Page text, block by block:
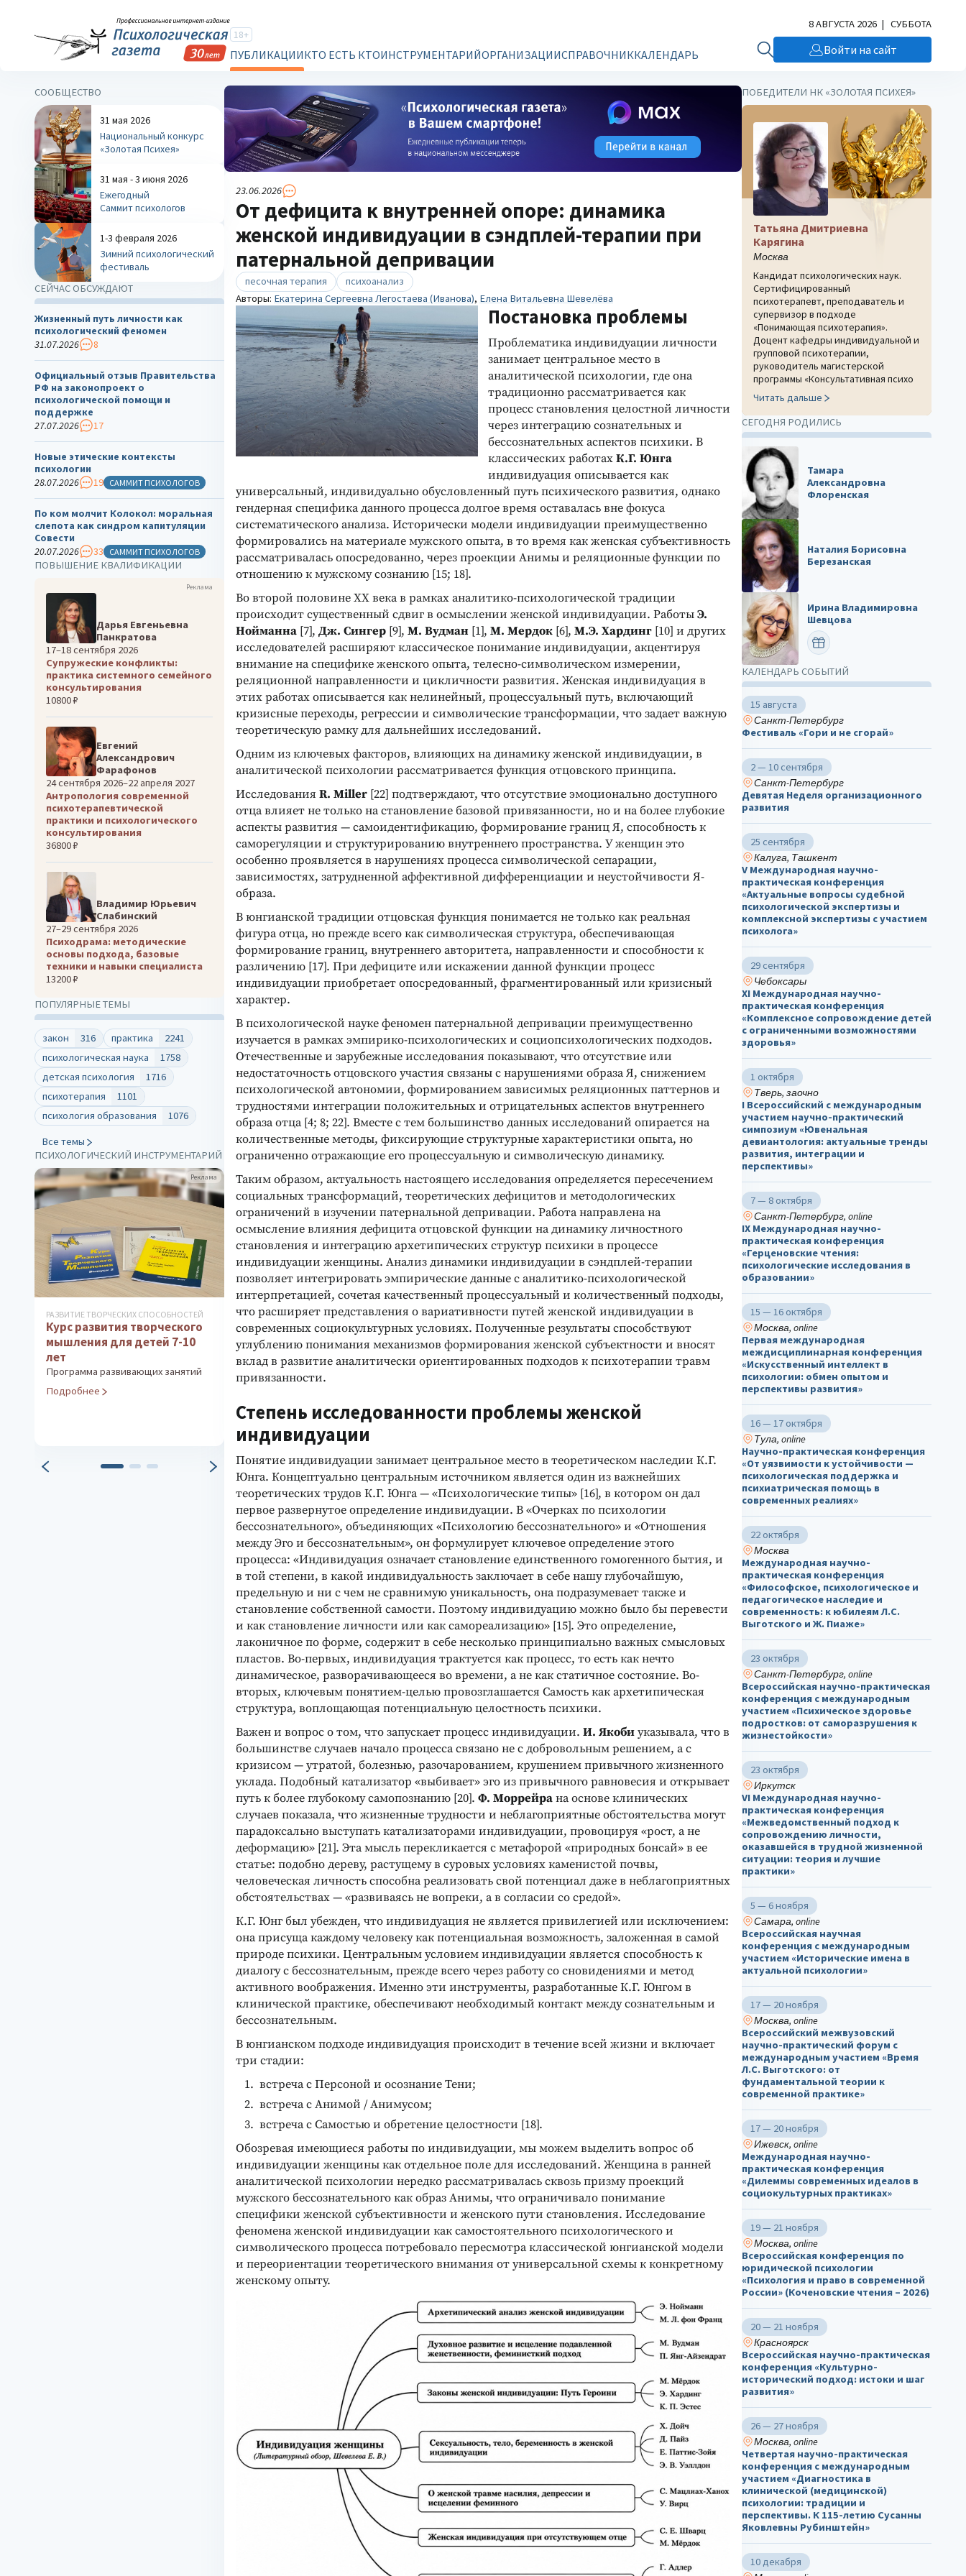
18+
ПУБЛИКАЦИИКТО ЕСТЬ КТОИНСТРУМЕНТАРИЙОРГАНИЗАЦИИСПРАВОЧНИККАЛЕНДАРЬ
8 АВГУСТА 2026 | СУББОТА
Войти на сайт
23.06.2026
От дефицита к внутренней опоре: динамика
женской индивидуации в сэндплей-терапии при
патернальной депривации
песочная терапия
психоанализ
Авторы: Екатерина Сергеевна Легостаева (Иванова), Елена Витальевна Шевелёва
Постановка проблемы
Проблематика индивидуации личности
занимает центральное место в
аналитической психологии, где она
традиционно рассматривается как
процесс становления целостной личности
через интеграцию сознательных и
бессознательных аспектов психики. В
классических работахК.Г. Юнга
индивидуация описывается как
универсальный, индивидуально обусловленный путь психического развития, однако
гендерная специфика данного процесса долгое время оставалась вне фокуса
систематического анализа. Исторически модели индивидуации преимущественно
формировались на материале мужского опыта, в то время как женская субъективность
рассматривалась опосредованно, через проекции Анимы и реляционные функции по
отношению к мужскому сознанию [15; 18].
Во второй половине XX века в рамках аналитико-психологической традиции
происходит существенный сдвиг в осмыслении женской индивидуации. РаботыЭ.
Нойманна [7], Дж. Сингер [9], М. Вудман [1], М. Мердок [6], М.Э. Хардинг [10] и других
исследователей расширяют классическое понимание индивидуации, акцентируя
внимание на специфике женского опыта, телесно-символическом измерении,
реляционной направленности и цикличности развития. Женская индивидуация в
этих работах описывается как нелинейный, процессуальный путь, включающий
кризисные переходы, регрессии и символические трансформации, что задает важную
теоретическую рамку для дальнейших исследований.
Одним из ключевых факторов, влияющих на динамику женской индивидуации, в
аналитической психологии рассматривается функция отцовского принципа.
Исследования R. Miller [22] подтверждают, что отсутствие эмоционально доступного
отца влияет не только на становление базовой привязанности, но и на более глубокие
аспекты развития — самоидентификацию, формирование границ Я, способность к
саморегуляции и структурированию внутреннего пространства. У женщин это
особенно проявляется в нарушениях процесса символической сепарации,
зависимостях, затрудненной аффективной дифференциации и неустойчивости Я-
образа.
В юнгианской традиции отцовская функция понимается не только как реальная
фигура отца, но прежде всего как символическая структура, обеспечивающая
формирование границ, внутреннего авторитета, направленности и способности к
различению [17]. При дефиците или искажении данной функции процесс
индивидуации приобретает опосредованный, фрагментированный или кризисный
характер.
В психологической науке феномен патернальной депривации преимущественно
изучается в рамках эмпирико-психологических и социопсихологических подходов.
Отечественные и зарубежные исследования показывают, что отсутствие или
недостаточность отцовского участия связаны с нарушениями образа Я, снижением
психологической автономии, формированием зависимых реляционных паттернов и
трудностями интеграции положительных и отрицательных аспектов внутреннего
образа отца [4; 8; 22]. Вместе с тем большинство данных исследований опирается на
количественные методы, фиксирующие структурные характеристики опыта, но
ограниченно отражающие его процессуальную и символическую динамику.
Таким образом, актуальность настоящего исследования определяется пересечением
социальных трансформаций, теоретических дефицитов и методологических
ограничений в изучении патернальной депривации. Работа направлена на
осмысление влияния дефицита отцовской функции на динамику личностного
становления и интеграцию архетипических структур психики в процессе
индивидуации женщины. Анализ динамики индивидуации в сэндплей-терапии
позволяет интегрировать эмпирические данные с аналитико-психологической
интерпретацией, сочетая качественный процессуальный и количественный подходы,
что расширяет представления о вариативности путей женской индивидуации в
современных социокультурных условиях. Полученные результаты способствуют
углублению понимания механизмов формирования женской субъектности и вносят
вклад в развитие аналитически ориентированных подходов к психотерапии травм
привязанности.
Степень исследованности проблемы женской
индивидуации
Понятие индивидуации занимает центральное место в теоретическом наследии К.Г.
Юнга. Концептуально центральным источником является один из важнейших
теоретических трудов К.Г. Юнга — «Психологические типы» [16], в котором он дал
первое развернутое определение индивидуации. В «Очерках по психологии
бессознательного», объединяющих «Психологию бессознательного» и «Отношения
между Эго и бессознательным», он формулирует ключевое определение этого
процесса: «Индивидуация означает становление единственного гомогенного бытия, и
в той степени, в какой индивидуальность заключает в себе нашу глубочайшую,
предельную и ни с чем не сравнимую уникальность, она подразумевает также и
становление собственной самости. Поэтому индивидуацию можно было бы перевести
и как становление личности или как самореализацию» [15]. Это определение,
лаконичное по форме, содержит в себе несколько принципиально важных смысловых
пластов. Во-первых, индивидуация трактуется как процесс, то есть как нечто
динамическое, разворачивающееся во времени, а не как статичное состояние. Во-
вторых, ключевым понятием-целью провозглашается Самость как архетипическая
структура, воплощающая потенциальную целостность психики.
Важен и вопрос о том, что запускает процесс индивидуации. И. Якобиуказывала, что в
большинстве случаев начало процесса связано не с добровольным решением, а с
кризисом — утратой, болезнью, разочарованием, крушением привычного жизненного
уклада. Подобный катализатор «выбивает» эго из привычного равновесия и открывает
путь к более глубокому самопознанию [20]. Ф. Моррейрана основе клинических
случаев показала, что жизненные трудности и неблагоприятные обстоятельства могут
парадоксально выступать катализаторами индивидуации, провоцируя «рост, а не
деформацию» [21]. Эта мысль перекликается с метафорой «природных бонсай» в ее
статье: подобно дереву, растущему в суровых условиях каменистой почвы,
человеческая личность способна реализовать свой потенциал даже в неблагоприятных
обстоятельствах — «развиваясь не вопреки, а в согласии со средой».
К.Г. Юнг был убежден, что индивидуация не является привилегией или исключением:
она присуща каждому человеку как потенциальная возможность, заложенная в самой
природе психики. Центральным условием индивидуации является способность к
диалогу с бессознательным, прежде всего через работу со сновидениями и метод
активного воображения. Именно эти инструменты, разработанные К.Г. Юнгом в
клинической практике, обеспечивают необходимый контакт между сознательным и
бессознательным.
В юнгианском подходе индивидуация происходит в течение всей жизни и включает
три стадии:
встреча с Персоной и осознание Тени;
встреча с Анимой / Анимусом;
встреча с Самостью и обретение целостности [18].
Обозревая имеющиеся работы по индивидуации, мы можем выделить вопрос об
индивидуации женщины как отдельное поле для исследований. Женщина в ранней
аналитической психологии нередко рассматривалась сквозь призму проекций
мужского бессознательного как образ Анимы, что ограничивало понимание
специфики женской субъективности и женского пути становления. Исследование
феномена женской индивидуации как самостоятельного психологического и
символического процесса потребовало пересмотра классической юнгианской модели
и переориентации теоретического внимания от универсальной схемы к конкретному
женскому опыту.
СООБЩЕСТВО
31 мая 2026
Национальный конкурс
«Золотая Психея»
31 мая - 3 июня 2026
Ежегодный
Саммит психологов
1-3 февраля 2026
Зимний психологический
фестиваль
СЕЙЧАС ОБСУЖДАЮТ
Жизненный путь личности как
психологический феномен
31.07.2026
8
Официальный отзыв Правительства
РФ на законопроект о
психологической помощи и
поддержке
27.07.2026
17
Новые этические контексты
психологии
28.07.2026
19 САММИТ ПСИХОЛОГОВ
По ком молчит Колокол: моральная
слепота как синдром капитуляции
Совести
20.07.2026
33 САММИТ ПСИХОЛОГОВ
ПОВЫШЕНИЕ КВАЛИФИКАЦИИ
Реклама
Дарья Евгеньевна
Панкратова
17–18 сентября 2026
Супружеские конфликты:
практика системного семейного
консультирования
10800 ₽
Евгений
Александрович
Фарафонов
24 сентября 2026–22 апреля 2027
Антропология современной
психотерапевтической
практики и психологического
консультирования
36800 ₽
Владимир Юрьевич
Слабинский
27–29 сентября 2026
Психодрама: методические
основы подхода, базовые
техники и навыки специалиста
13200 ₽
ПОПУЛЯРНЫЕ ТЕМЫ
закон 316 практика
2241
психологическая наука
1758
детская психология
1716
психотерапия
1101
психология образования
1076
Все темы
ПСИХОЛОГИЧЕСКИЙ ИНСТРУМЕНТАРИЙ
Реклама
РАЗВИТИЕ ТВОРЧЕСКИХ СПОСОБНОСТЕЙ
Курс развития творческого
мышления для детей 7-10
лет
Программа развивающих занятий
Подробнее
Реклама
ДИАГНОСТИКА ОСОБЕННОСТЕЙ
ЛИЧНОСТИ
Тест Сонди
Глубинная диагностика личности
(латентные психические
отклонения)
Реклама
КОРРЕКЦИОННО-ДИАГНОСТИЧЕСКИЕ
КОМПЛЕКСЫ
Методика Л. А. Ясюковой
(часть 3)
Прогноз и профилактика проблем
самоопределение
ПОБЕДИТЕЛИ НК «ЗОЛОТАЯ ПСИХЕЯ»
Татьяна Дмитриевна
Карягина
Москва
Кандидат психологических наук.
Сертифицированный
психотерапевт, преподаватель и
супервизор в подходе
«Понимающая психотерапия».
Доцент кафедры индивидуальной и
групповой психотерапии,
руководитель магистерской
программы «Консультативная психо
Читать дальше
СЕГОДНЯ РОДИЛИСЬ
Тамара
Александровна
Флоренская
Наталия Борисовна
Березанская
Ирина Владимировна
Шевцова
ПОЗДРАВИТЬ
КАЛЕНДАРЬ СОБЫТИЙ
15 августа
Санкт-Петербург
Фестиваль «Гори и не сгорай»
2 — 10 сентября
Санкт-Петербург
Девятая Неделя организационного
развития
25 сентября
Калуга, Ташкент
V Международная научно-
практическая конференция
«Актуальные вопросы судебной
психологической экспертизы и
комплексной экспертизы с участием
психолога»
29 сентября
Чебоксары
ХΙ Международная научно-
практическая конференция
«Комплексное сопровождение детей
с ограниченными возможностями
здоровья»
1 октября
Тверь, заочно
I Всероссийский с международным
участием научно-практический
симпозиум «Ювенальная
девиантология: актуальные тренды
развития, интеграции и
перспективы»
7 — 8 октября
Санкт-Петербург, online
IX Международная научно-
практическая конференция
«Герценовские чтения:
психологические исследования в
образовании»
15 — 16 октября
Москва, online
Первая международная
междисциплинарная конференция
«Искусственный интеллект в
психологии: обмен опытом и
перспективы развития»
16 — 17 октября
Тула, online
Научно-практическая конференция
«От уязвимости к устойчивости —
психологическая поддержка и
психиатрическая помощь в
современных реалиях»
22 октября
Москва
Международная научно-
практическая конференция
«Философское, психологическое и
педагогическое наследие и
современность: к юбилеям Л.С.
Выготского и Ж. Пиаже»
23 октября
Санкт-Петербург, online
Всероссийская научно-практическая
конференция с международным
участием «Психическое здоровье
подростков: от саморазрушения к
жизнестойкости»
23 октября
Иркутск
VI Международная научно-
практическая конференция
«Межведомственный подход к
сопровождению личности,
оказавшейся в трудной жизненной
ситуации: теория и лучшие
практики»
5 — 6 ноября
Самара, online
Всероссийская научная
конференция с международным
участием «Исторические имена в
актуальной психологии»
17 — 20 ноября
Москва, online
Всероссийский межвузовский
научно-практический форум с
международным участием «Время
Л.С. Выготского: от
фундаментальной теории к
современной практике»
17 — 20 ноября
Ижевск, online
Международная научно-
практическая конференция
«Дилеммы современных идеалов в
социокультурных практиках»
19 — 21 ноября
Москва, online
Всероссийская конференция по
юридической психологии
«Психология и право в современной
России» (Коченовские чтения – 2026)
20 — 21 ноября
Красноярск
Всероссийская научно-практическая
конференция «Культурно-
исторический подход: истоки и шаг
развития»
26 — 27 ноября
Москва, online
Четвертая научно-практическая
конференция с международным
участием «Диагностика в
клинической (медицинской)
психологии: традиции и
перспективы. К 115-летию Сусанны
Яковлевны Рубинштейн»
10 декабря